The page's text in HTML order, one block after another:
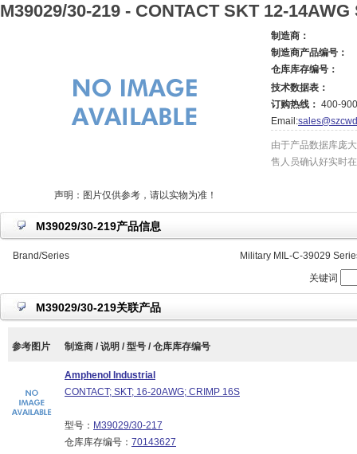
M39029/30-219 - CONTACT SKT 12-14AWG
声明：图片仅供参考，请以实物为准！
制造商：
制造商产品编号：
仓库库存编号：
技术数据表：
订购热线： 400-
Email:
由于产品数据库庞
售人员确认好实时
M39029/30-219产品信息
Brand/Series
Military MIL-C-39029
关键词
M39029/30-219关联产品
参考图片 制造商 / 说明 / 型号 / 仓库库存编号
Amphenol Industrial
CONTACT; SKT; 16-20AWG; CRIMP 16S
型号： M39029/30-217
仓库库存编号： 70143627